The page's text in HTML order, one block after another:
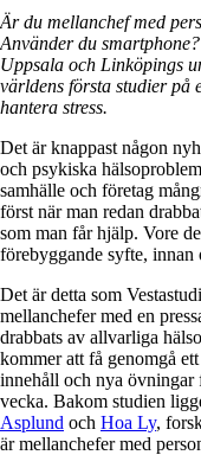
Är du mellanchef med
Använder du
Uppsala och Linköpings
världens första studier på
hantera stress.
Det är knappast någon
och psykiska
samhälle och företag
först när man redan
som man får hjälp. Vore
förebyggande syfte, innan
Det är detta som
mellanchefer med en
drabbats av allvarliga
kommer att få genomgå
innehåll och nya övningar
vecka. Bakom studien
Asplund och Hoa Ly,
är mellanchefer med